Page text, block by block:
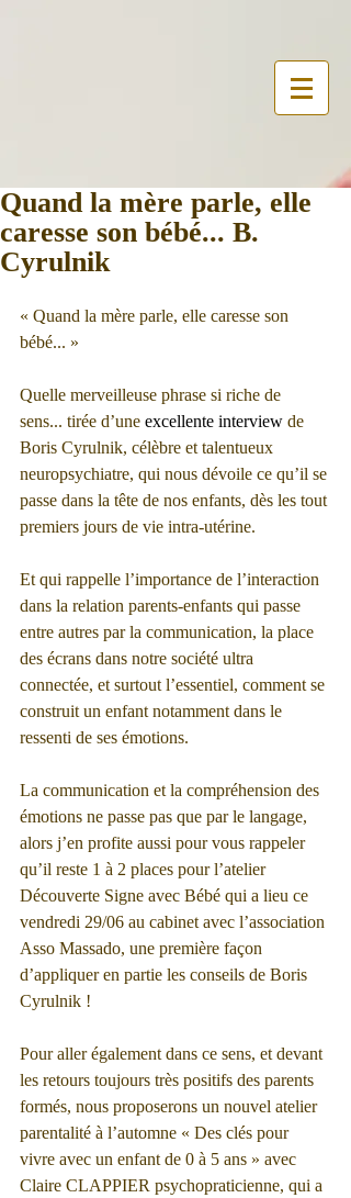
Quand la mère parle, elle
caresse son bébé... B.
Cyrulnik
« Quand la mère parle, elle caresse son
bébé... »
Quelle merveilleuse phrase si riche de
sens... tirée d’une excellente interview de
Boris Cyrulnik, célèbre et talentueux
neuropsychiatre, qui nous dévoile ce qu’il se
passe dans la tête de nos enfants, dès les tout
premiers jours de vie intra-utérine.
Et qui rappelle l’importance de l’interaction
dans la relation parents-enfants qui passe
entre autres par la communication, la place
des écrans dans notre société ultra
connectée, et surtout l’essentiel, comment se
construit un enfant notamment dans le
ressenti de ses émotions.
La communication et la compréhension des
émotions ne passe pas que par le langage,
alors j’en profite aussi pour vous rappeler
qu’il reste 1 à 2 places pour l’atelier
Découverte Signe avec Bébé qui a lieu ce
vendredi 29/06 au cabinet avec l’association
Asso Massado, une première façon
d’appliquer en partie les conseils de Boris
Cyrulnik !
Pour aller également dans ce sens, et devant
les retours toujours très positifs des parents
formés, nous proposerons un nouvel atelier
parentalité à l’automne « Des clés pour
vivre avec un enfant de 0 à 5 ans » avec
Claire CLAPPIER psychopraticienne, qui a